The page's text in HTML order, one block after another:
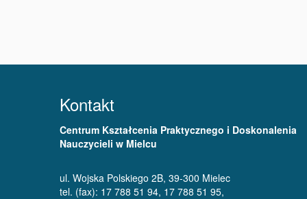
Kontakt
Centrum Kształcenia Praktycznego i Doskonalenia
Nauczycieli w Mielcu
ul. Wojska Polskiego 2B, 39-300 Mielec
tel. (fax): 17 788 51 94, 17 788 51 95,